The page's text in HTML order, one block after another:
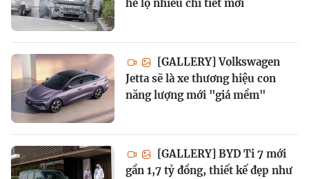
hé lộ nhiều chi tiết mới
[GALLERY] Volkswagen
Jetta sẽ là xe thương hiệu con
năng lượng mới "giá mềm"
[GALLERY] BYD Ti 7 mới
gần 1,7 tỷ đồng, thiết kế đẹp như